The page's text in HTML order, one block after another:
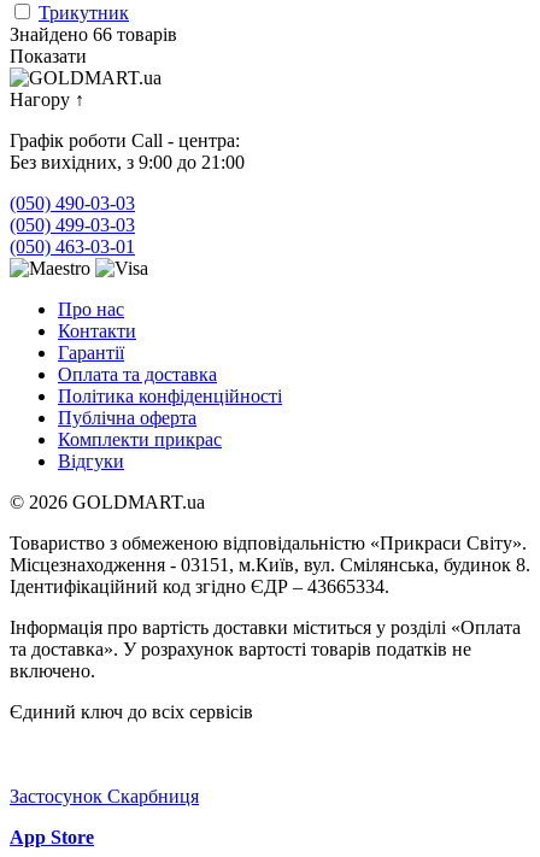
Трикутник
Знайдено 66 товарів
Показати
Нагору ↑
Графік роботи Call - центра:
Без вихідних, з 9:00 до 21:00
(050) 490-03-03
(050) 499-03-03
(050) 463-03-01
Про нас
Контакти
Гарантії
Оплата та доставка
Політика конфіденційності
Публічна оферта
Комплекти прикрас
Відгуки
© 2026 GOLDMART.ua
Товариство з обмеженою відповідальністю «Прикраси Світу».
Місцезнаходження - 03151, м.Київ, вул. Смілянська, будинок 8.
Ідентифікаційний код згідно ЄДР – 43665334.
Інформація про вартість доставки міститься у розділі «Оплата
та доставка». У розрахунок вартості товарів податків не
включено.
Єдиний ключ до всіх сервісів
Застосунок Скарбниця
App Store